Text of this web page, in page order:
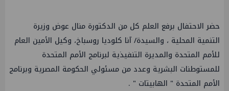
حضر الاحتفال برفع العلم كل من الدكتورة منال عوض وزيرة
التنمية المحلية ، والسيدة/ آنا كلوديا روسباخ، وكيل الأمين العام
للأمم المتحدة والمديرة التنفيذية لبرنامج الأمم المتحدة
للمستوطنات البشرية وعدد من مسئولي الحكومة المصرية وبرنامج
الأمم المتحدة " الهابيتات " .